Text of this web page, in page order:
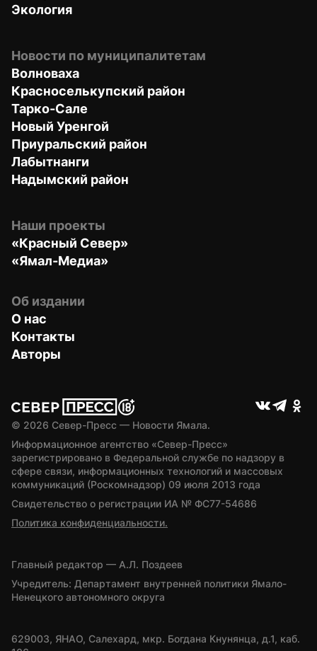
Экология
Новости по муниципалитетам
Волноваха
Красноселькупский район
Тарко-Сале
Новый Уренгой
Приуральский район
Лабытнанги
Надымский район
Наши проекты
«Красный Север»
«Ямал-Медиа»
Об издании
О нас
Контакты
Авторы
© 2026 Север-Пресс — Новости Ямала.
Информационное агентство «Север-Пресс»
зарегистрировано в Федеральной службе по надзору в
сфере связи, информационных технологий и массовых
коммуникаций (Роскомнадзор) 09 июля 2013 года
Свидетельство о регистрации ИА № ФС77-54686
Политика конфиденциальности.
Главный редактор — А.Л. Поздеев
Учредитель: Департамент внутренней политики Ямало-
Ненецкого автономного округа
629003, ЯНАО, Салехард, мкр. Богдана Кнунянца, д.1, каб.